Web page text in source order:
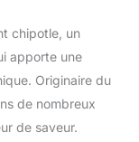
chipotle, un
apporte une
Originaire du
de nombreux
de saveur.